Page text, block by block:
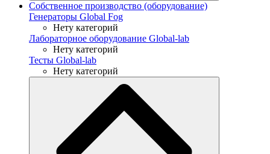
Собственное производство (оборудование)
Генераторы Global Fog
Нету категорий
Лабораторное оборудование Global-lab
Нету категорий
Тесты Global-lab
Нету категорий